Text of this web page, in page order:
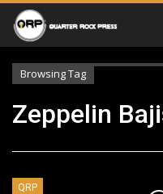
Browsing Tag
Zeppelin
QRP